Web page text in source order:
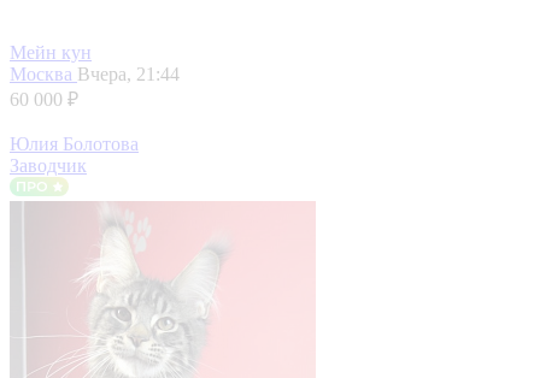
Мейн кун
Москва Вчера, 21:44
60 000 ₽
Юлия Болотова
Заводчик